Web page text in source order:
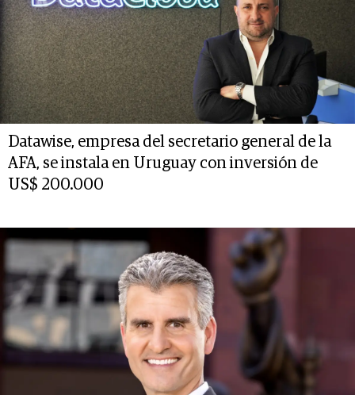
Datawise, empresa del secretario general de la
AFA, se instala en Uruguay con inversión de
US$ 200.000